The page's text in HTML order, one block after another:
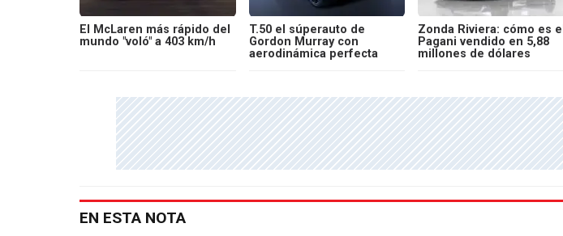
El McLaren más rápido del
mundo "voló" a 403 km/h
T.50 el súperauto de
Gordon Murray con
aerodinámica perfecta
Zonda Riviera: cómo es el
Pagani vendido en 5,88
millones de dólares
EN ESTA NOTA